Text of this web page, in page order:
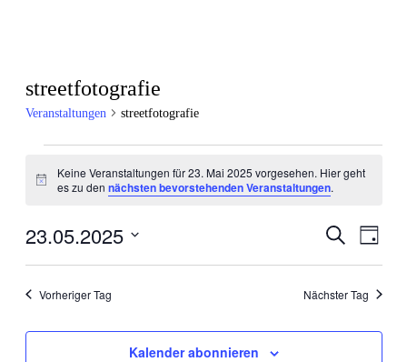
streetfotografie
Veranstaltungen streetfotografie
für
Mai
Hinweis
Keine Veranstaltungen für 23. Mai 2025 vorgesehen. Hier geht
es zu dennächsten bevorstehenden Veranstaltungen.
Suche
Tag
23.05.2025
Vorheriger Tag
Nächster Tag
Kalender abonnieren